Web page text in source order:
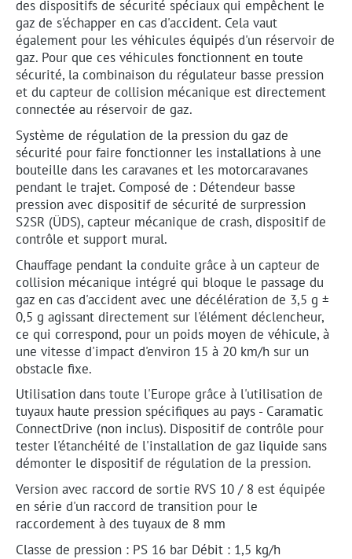
des dispositifs de sécurité spéciaux qui empêchent le
gaz de s'échapper en cas d'accident. Cela vaut
également pour les véhicules équipés d'un réservoir de
gaz. Pour que ces véhicules fonctionnent en toute
sécurité, la combinaison du régulateur basse pression
et du capteur de collision mécanique est directement
connectée au réservoir de gaz.
Système de régulation de la pression du gaz de
sécurité pour faire fonctionner les installations à une
bouteille dans les caravanes et les motorcaravanes
pendant le trajet. Composé de : Détendeur basse
pression avec dispositif de sécurité de surpression
S2SR (ÜDS), capteur mécanique de crash, dispositif de
contrôle et support mural.
Chauffage pendant la conduite grâce à un capteur de
collision mécanique intégré qui bloque le passage du
gaz en cas d'accident avec une décélération de 3,5 g ±
0,5 g agissant directement sur l'élément déclencheur,
ce qui correspond, pour un poids moyen de véhicule, à
une vitesse d'impact d'environ 15 à 20 km/h sur un
obstacle fixe.
Utilisation dans toute l'Europe grâce à l'utilisation de
tuyaux haute pression spécifiques au pays - Caramatic
ConnectDrive (non inclus). Dispositif de contrôle pour
tester l'étanchéité de l'installation de gaz liquide sans
démonter le dispositif de régulation de la pression.
Version avec raccord de sortie RVS 10 / 8 est équipée
en série d'un raccord de transition pour le
raccordement à des tuyaux de 8 mm
Classe de pression : PS 16 bar Débit : 1,5 kg/h